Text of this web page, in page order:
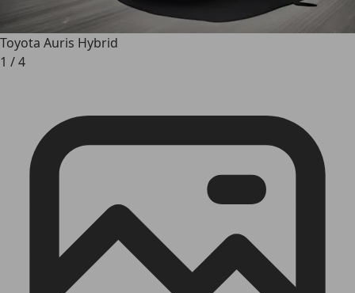
Toyota Auris Hybrid
1 /4